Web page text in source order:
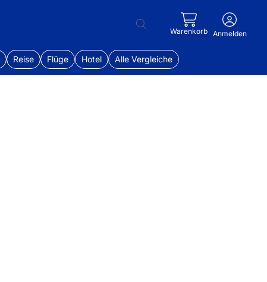
Warenkorb Anmelden
Reise Flüge Hotel Alle Vergleiche